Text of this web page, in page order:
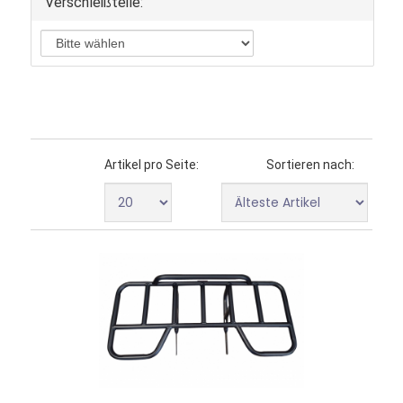
Luftfilter Zubehör
Nabe
Nabenträger
Nerv Bar
Regler
Scheinwerfer
Schrauben Kit
Sitzheizung
Sonstige
Spurstangen
Spurstangen Kugelkopf
Spurverbreiterungen
Stabilisator
Sortieren nach:
Artikel pro Seite: